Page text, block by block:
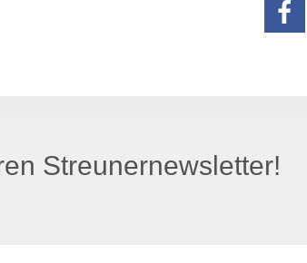
Streunernewsletter!